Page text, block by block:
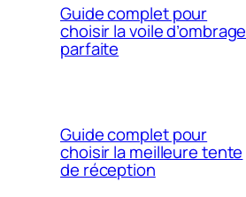
Guide complet pour
choisir la voile d’ombrage
parfaite
Guide complet pour
choisir la meilleure tente
de réception